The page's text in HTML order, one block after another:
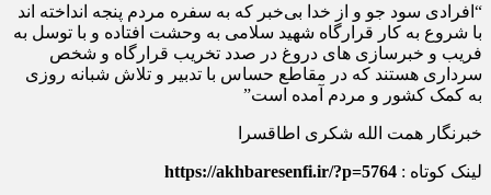
“افرادی سود جو و از خدا بی‌خبر که به سفره مردم پنجه انداخته اند
با شروع به کار قرارگاه شهید سلامی به وحشت افتاده و با توسل به
فریب و خبرسازی های دروغ در صدد تخریب قرارگاه و شخص
سرداری هستند که در مقاطع حساس با تدبیر و تلاش شبانه روزی
به کمک کشور و مردم آمده است”
خبرنگار همت الله شکری اطاقسرا
لینک کوتاه : https://akhbaresenfi.ir/?p=5764